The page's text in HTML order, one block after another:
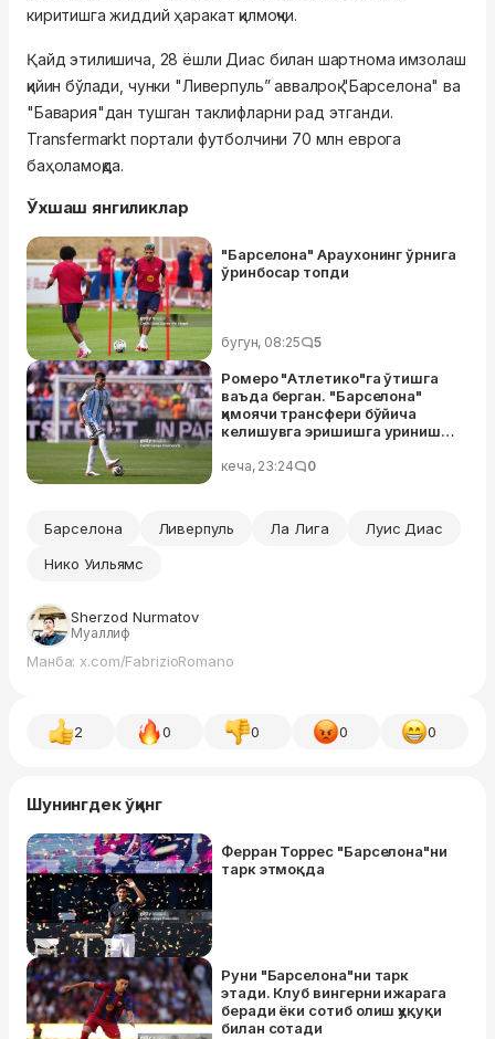
киритишга жиддий ҳаракат қилмоқчи.
Қайд этилишича, 28 ёшли Диас билан шартнома имзолаш
қийин бўлади, чунки "Ливерпуль” аввалроқ "Барселона" ва
"Бавария"дан тушган таклифларни рад этганди.
Transfermarkt портали футболчини 70 млн еврога
баҳоламоқда.
Ўхшаш янгиликлар
"Барселона" Араухонинг ўрнига
ўринбосар топди
бугун, 08:25 5
Ромеро "Атлетико"га ўтишга
ваъда берган. "Барселона"
ҳимоячи трансфери бўйича
келишувга эришишга уриниши
кеча, 23:24 0
Барселона Ливерпуль Ла Лига
Луис Диас
Нико Уильямс
Sherzod Nurmatov
Муаллиф
Манба: x.com/FabrizioRomano
2 0 0 0 0
Шунингдек ўқинг
Ферран Торрес "Барселона"ни
тарк этмоқда
Руни "Барселона"ни тарк
этади. Клуб вингерни ижарага
беради ёки сотиб олиш ҳуқуқи
билан сотади